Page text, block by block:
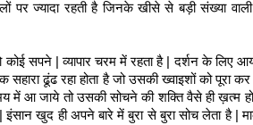
पर ज्यादा रहती है जिनके खीसे से बड़ी संख्या वाली
कोई सपने | व्यापार चरम में रहता है | दर्शन के लिए
सहारा ढूंढ रहा होता है जो उसकी ख्वाइशों को पूरा
में आ जाये तो उसकी सोचने की शक्ति वैसे ही ख़त्म हो
खुद ही अपने बारे में बुरा से बुरा सोच लेता है |